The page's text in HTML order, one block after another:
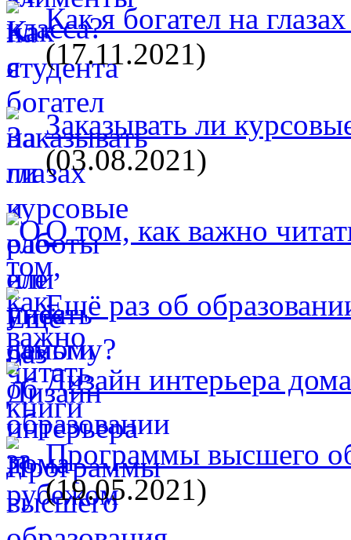
Как я богател на
(17.11.2021)
Заказывать ли
(03.08.2021)
О том, как важно
Ещё раз об
Дизайн интерьера дома
Программы высшего
(19.05.2021)